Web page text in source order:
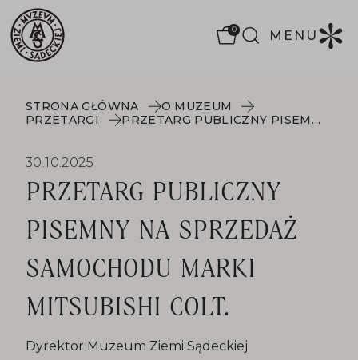
0 MENU
STRONA GŁÓWNA
O MUZEUM
PRZETARGI
PRZETARG PUBLICZNY PISEMNY NA SPRZEDAŻ SAMOCHODU MARKI MITSUBISHI COLT.
30.10.2025
PRZETARG PUBLICZNY
PISEMNY NA SPRZEDAŻ
SAMOCHODU MARKI
MITSUBISHI COLT.
Dyrektor Muzeum Ziemi Sądeckiej